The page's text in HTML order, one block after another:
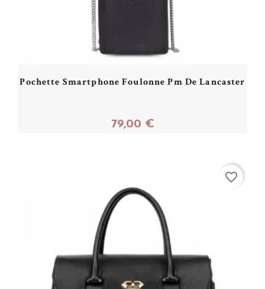
Pochette Smartphone Foulonne Pm De Lancaster
79,00 €
favorite_border